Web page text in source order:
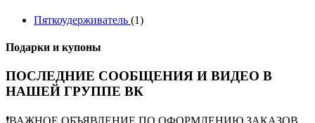
Пяткоудерживатель (1)
Подарки и купоны
ПОСЛЕДНИЕ СООБЩЕНИЯ И ВИДЕО В
НАШЕЙ ГРУППЕ ВК
❗️ВАЖНОЕ ОБЪЯВЛЕНИЕ ПО ОФОРМЛЕНИЮ ЗАКАЗОВ